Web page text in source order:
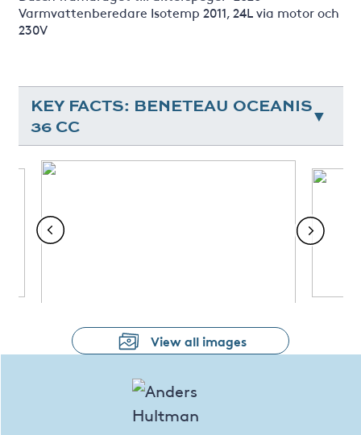
Varmvattenberedare Isotemp 2011, 24L via motor och
230V
KEY FACTS: BENETEAU OCEANIS
36 CC
View all images